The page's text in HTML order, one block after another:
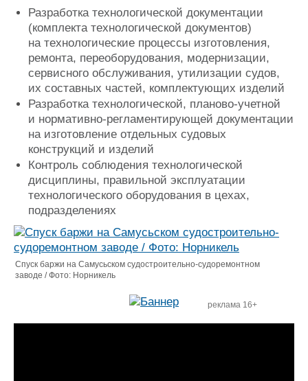
Личности
Словарь
Форум
Отзывы
Все службы
Разработка технологической документации
(комплекта технологической документов)
на технологические процессы изготовления,
ремонта, переоборудования, модернизации,
сервисного обслуживания, утилизации судов,
их составных частей, комплектующих изделий
Разработка технологической, планово-учетной
и нормативно-регламентирующей документации
на изготовление отдельных судовых
конструкций и изделий
Контроль соблюдения технологической
дисциплины, правильной эксплуатации
технологического оборудования в цехах,
подразделениях
Спуск баржи на Самусьском судостроительно-судоремонтном
заводе / Фото: Норникель
реклама 16+